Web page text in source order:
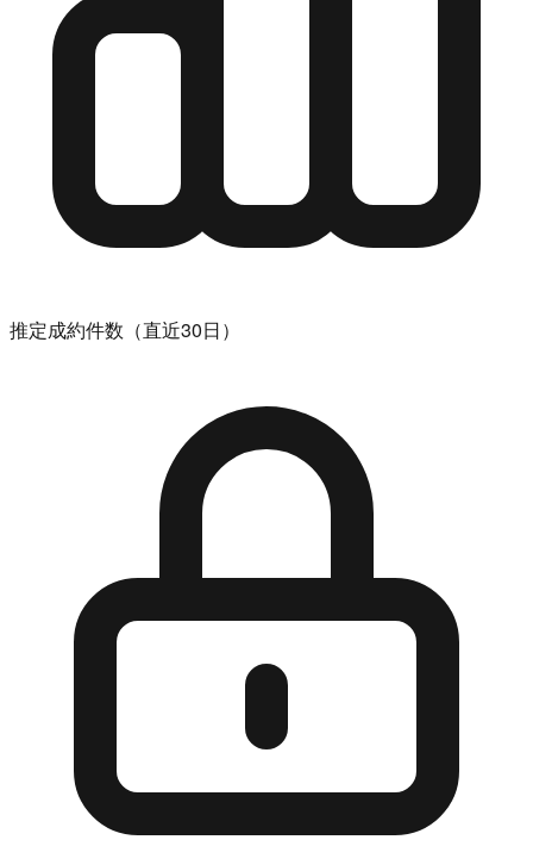
推定成約件数（直近30日）